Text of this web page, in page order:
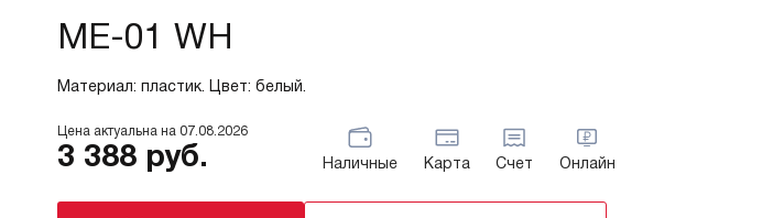
ME-01 WH
Материал: пластик. Цвет: белый.
Цена актуальна на 07.08.2026
3 388 руб. Наличные Карта Счет Онлайн